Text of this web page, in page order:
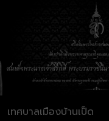
เทศบาลเมืองบ้านเป็ด